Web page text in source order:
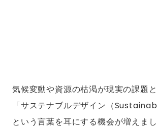
気候変動や資源の枯渇が現実の課題と
「サステナブルデザイン（
という言葉を耳にする機会が増えまし